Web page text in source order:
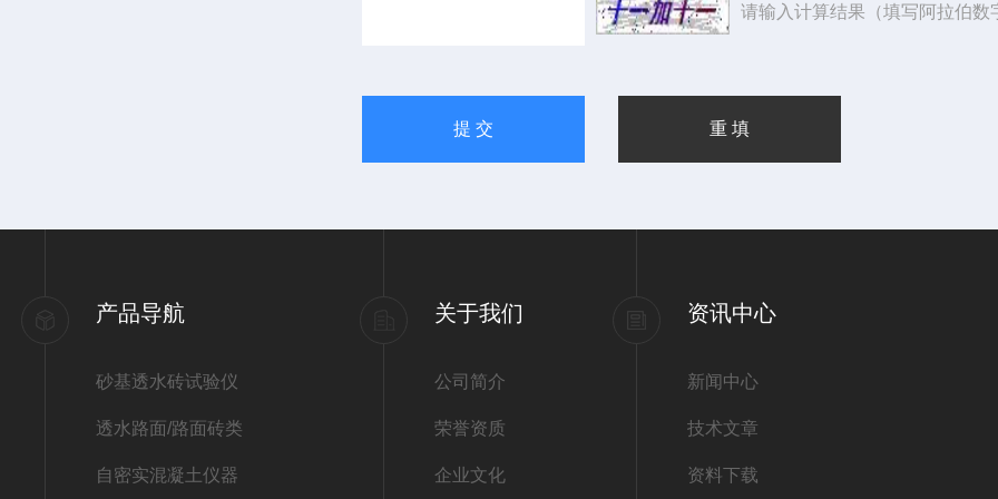
请输入计算结果（填写阿拉伯数
产品导航
砂基透水砖试验仪
透水路面/路面砖类
自密实混凝土仪器
关于我们
公司简介
荣誉资质
企业文化
资讯中心
新闻中心
技术文章
资料下载